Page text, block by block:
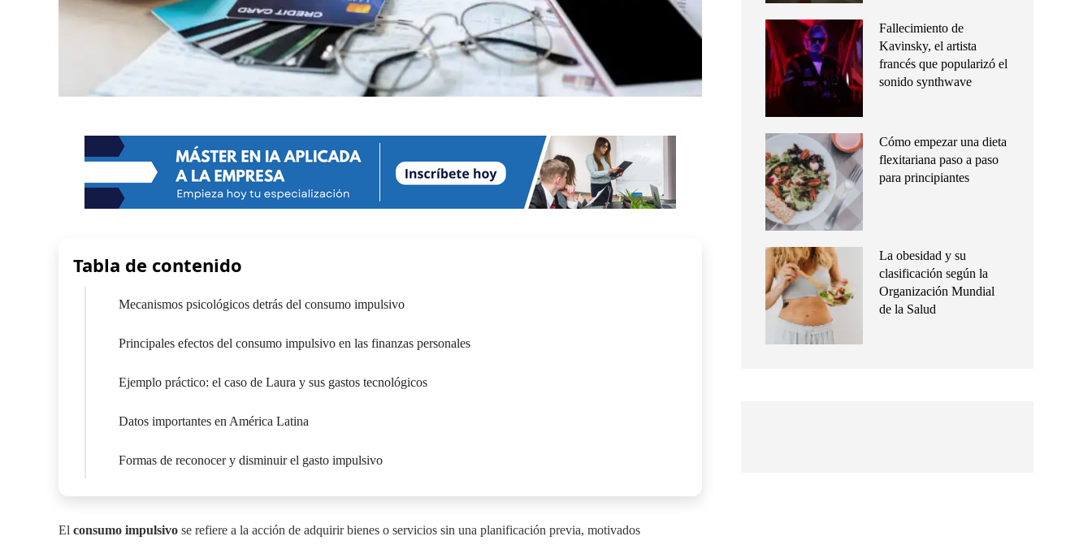
Tabla de contenido
Mecanismos psicológicos detrás del consumo impulsivo
Principales efectos del consumo impulsivo en las finanzas personales
Ejemplo práctico: el caso de Laura y sus gastos tecnológicos
Datos importantes en América Latina
Formas de reconocer y disminuir el gasto impulsivo
El consumo impulsivo se refiere a la acción de adquirir bienes o servicios sin una planificación previa, motivados
Fallecimiento de
Kavinsky, el artista
francés que popularizó el
sonido synthwave
Cómo empezar una dieta
flexitariana paso a paso
para principiantes
La obesidad y su
clasificación según la
Organización Mundial
de la Salud